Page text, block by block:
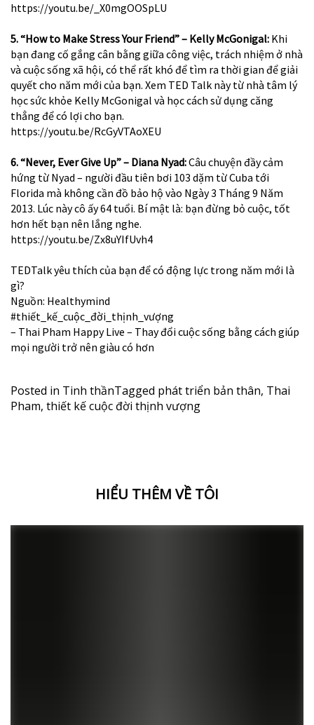
https://youtu.be/_X0mgOOSpLU
5. “How to Make Stress Your Friend” – Kelly McGonigal: Khi
bạn đang cố gắng cân bằng giữa công việc, trách nhiệm ở nhà
và cuộc sống xã hội, có thể rất khó để tìm ra thời gian để giải
quyết cho năm mới của bạn. Xem TED Talk này từ nhà tâm lý
học sức khỏe Kelly McGonigal và học cách sử dụng căng
thẳng để có lợi cho bạn.
https://youtu.be/RcGyVTAoXEU
6. “Never, Ever Give Up” – Diana Nyad:Câu chuyện đầy cảm
hứng từ Nyad – người đầu tiên bơi 103 dặm từ Cuba tới
Florida mà không cần đồ bảo hộ vào Ngày 3 Tháng 9 Năm
2013. Lúc này cô ấy 64 tuổi. Bí mật là: bạn đừng bỏ cuộc, tốt
hơn hết bạn nên lắng nghe.
https://youtu.be/Zx8uYIfUvh4
TEDTalk yêu thích của bạn để có động lực trong năm mới là
gì?
Nguồn: Healthymind
#thiết_kế_cuộc_đời_thịnh_vượng
– Thai Pham Happy Live – Thay đổi cuộc sống bằng cách giúp
mọi người trở nên giàu có hơn
Posted in Tinh thầnTagged phát triển bản thân, Thai
Pham, thiết kế cuộc đời thịnh vượng
HIỂU THÊM VỀ TÔI